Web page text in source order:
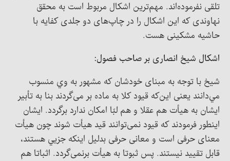
تلقی نفرموده‌اند. مهم‌ترین اشکال مربوط است به محقق
نهاوندی که این اشکال را در چاپ‌های دو جلدی کفایه با
حاشیه مشکینی هست.
اشکال شیخ انصاری بر صاحب فصول:
شیخ با توجه به مبنای خودشان که مشهور به وي منسوب
مي‌دانند یعنی این‌که قیود کلا به ماده بر می‌گردند بنا به تأبير
ايشان به هیأت هم عقلا و هم لبّا امکان ندارد برگردد. ایشان
اينطور فرمودند که قیود نمی‌توانند قید هیأت شوند چون هیأت
معنای حرفی است و معانی حرفی بدليل اينکه جزيي هستند،
قابل تقیید نیستند. پس ثبوتا به هیأت برنمی‌گردد. اثباتا هم